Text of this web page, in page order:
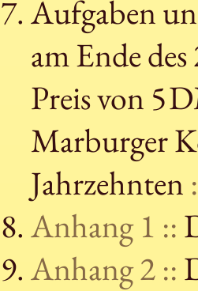
Aufgaben
am Ende
Preis von 5
Marburger
Jahrzehnten
Anhang 1 ::
Anhang 2 ::